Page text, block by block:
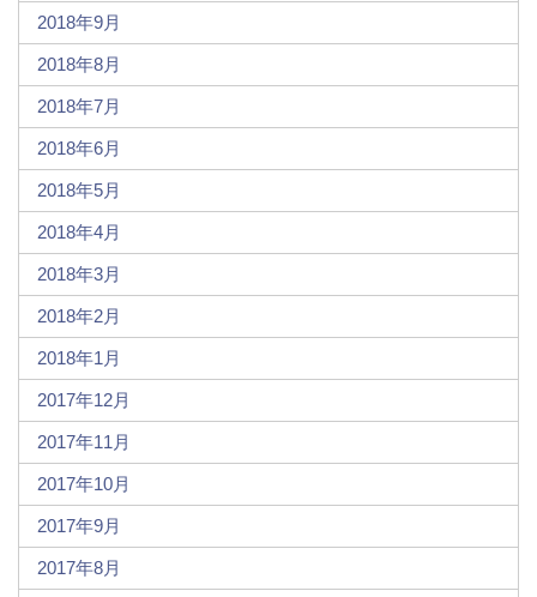
2018年9月
2018年8月
2018年7月
2018年6月
2018年5月
2018年4月
2018年3月
2018年2月
2018年1月
2017年12月
2017年11月
2017年10月
2017年9月
2017年8月